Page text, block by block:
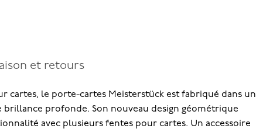
et retours
cartes, le porte-cartes Meisterstück est fabriqué dans un
profonde. Son nouveau design géométrique
avec plusieurs fentes pour cartes. Un accessoire